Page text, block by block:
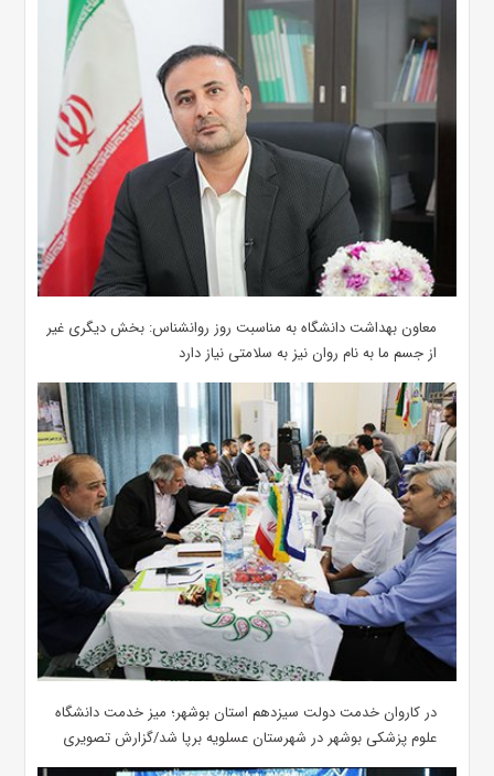
معاون بهداشت دانشگاه به مناسبت روز روانشناس: بخش دیگری غیر
از جسم ما به نام روان نیز به سلامتی نیاز دارد
در کاروان خدمت دولت سیزدهم استان بوشهر؛ میز خدمت دانشگاه
علوم پزشکی بوشهر در شهرستان عسلویه برپا شد/گزارش تصویری